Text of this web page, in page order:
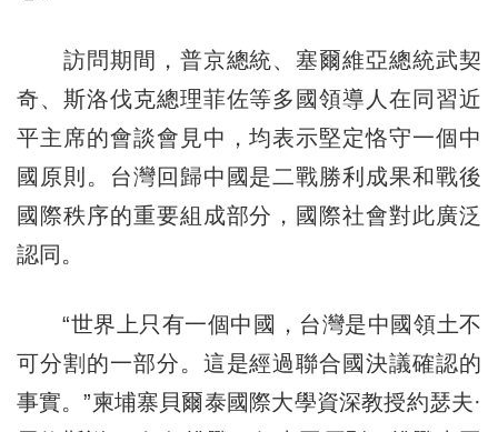
訪問期間，普京總統、塞爾維亞總統武契
奇、斯洛伐克總理菲佐等多國領導人在同習近
平主席的會談會見中，均表示堅定恪守一個中
國原則。台灣回歸中國是二戰勝利成果和戰後
國際秩序的重要組成部分，國際社會對此廣泛
認同。
“世界上只有一個中國，台灣是中國領土不
可分割的一部分。這是經過聯合國決議確認的
事實。”柬埔寨貝爾泰國際大學資深教授約瑟夫·